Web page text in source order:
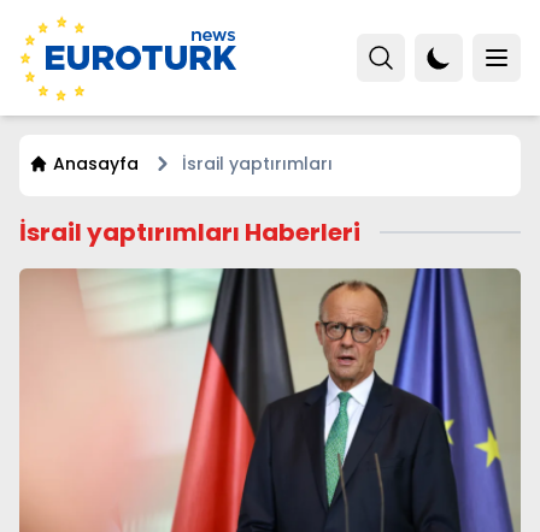
Anasayfa İsrail yaptırımları
İsrail yaptırımları Haberleri